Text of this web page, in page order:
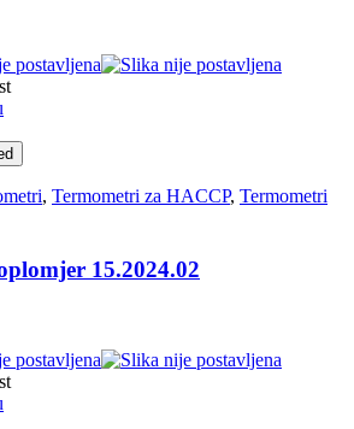
, Termometri za HACCP, Termometri
15.2024.02